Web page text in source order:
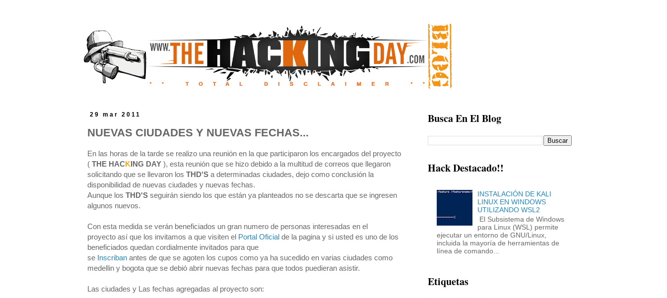
29 mar 2011
NUEVAS CIUDADES Y NUEVAS FECHAS...
En las horas de la tarde se realizo una reunión en la que participaron los encargados del proyecto
( THE HACKING DAY ), esta reunión que se hizo debido a la multitud de correos que llegaron
solicitando que se llevaron los THD'S a determinadas ciudades, dejo como conclusión la
disponibilidad de nuevas ciudades y nuevas fechas.
Aunque los THD'S seguirán siendo los que están ya planteados no se descarta que se ingresen
algunos nuevos.
Con esta medida se verán beneficiados un gran numero de personas interesadas en el
proyecto así que los invitamos a que visiten el Portal Oficial de la pagina y si usted es uno de los
beneficiados quedan cordialmente invitados para que
se Inscriban antes de que se agoten los cupos como ya ha sucedido en varias ciudades como
medellin y bogota que se debió abrir nuevas fechas para que todos puedieran asistir.
Las ciudades y Las fechas agregadas al proyecto son:
Busca En El Blog
Hack Destacado!!
INSTALACIÓN DE KALI
LINUX EN WINDOWS
UTILIZANDO WSL2
El Subsistema de Windows
para Linux (WSL) permite
ejecutar un entorno de GNU/Linux,
incluida la mayoría de herramientas de
línea de comando...
Etiquetas